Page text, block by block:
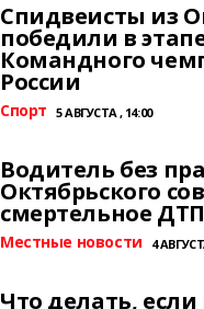
Спидвеисты из
победили в
Командного
России
Спорт 5 АВГУСТА , 14:00
Водитель без
Октябрьского
смертельное
Местные новости 4
Что делать, если